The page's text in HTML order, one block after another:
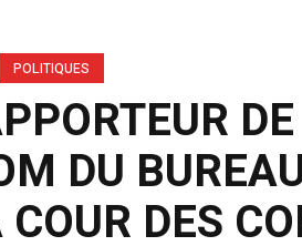
POLITIQUES
DU
COUR DES